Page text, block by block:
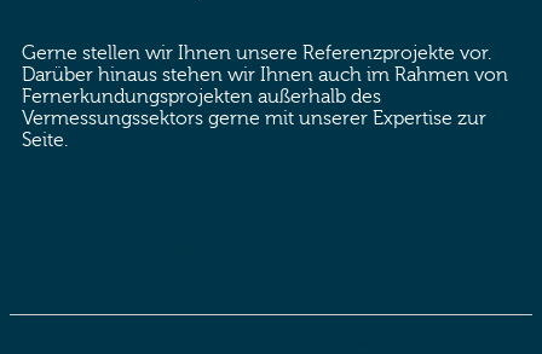
Gerne stellen wir Ihnen unsere Referenzprojekte vor.
Darüber hinaus stehen wir Ihnen auch im Rahmen von
Fernerkundungsprojekten außerhalb des
Vermessungssektors gerne mit unserer Expertise zur
Seite.